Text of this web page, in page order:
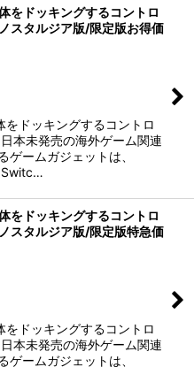
ドッキングするコントロ
スタルジア版/限定版お得価
ドッキングするコントロ
本未発売の海外ゲーム関連
ゲームガジェットは、
Switc…
ドッキングするコントロ
スタルジア版/限定版特急価
ドッキングするコントロ
本未発売の海外ゲーム関連
ゲームガジェットは、